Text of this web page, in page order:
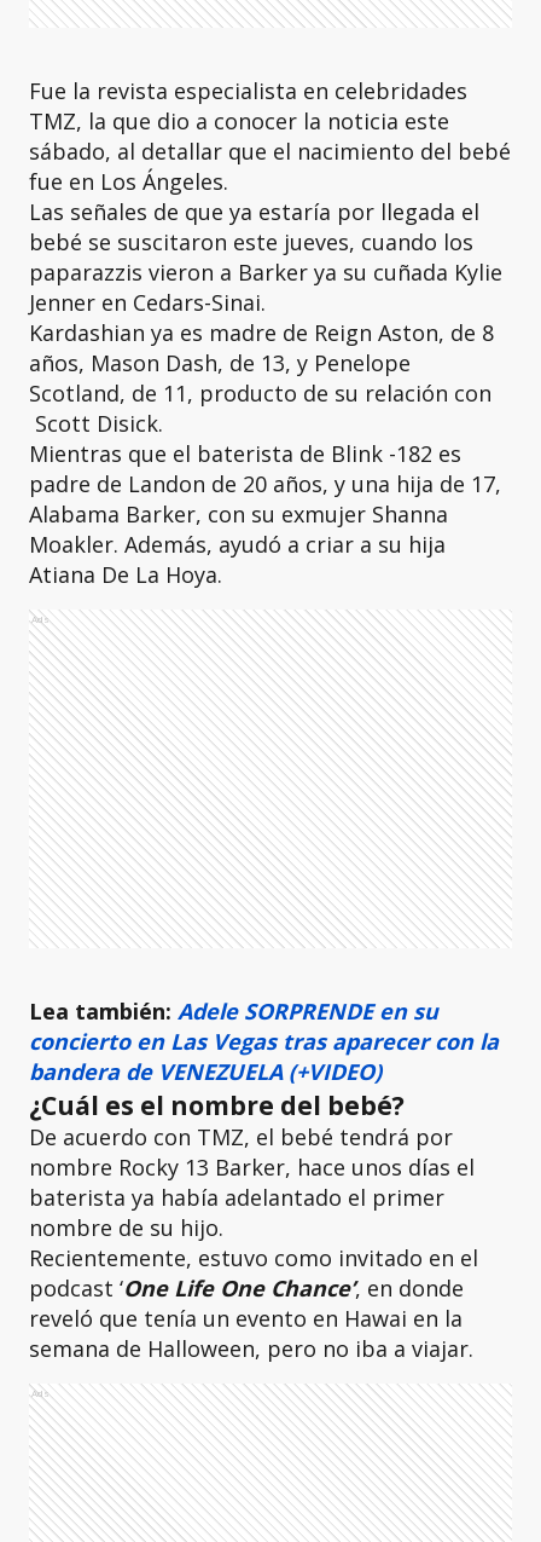
Fue la revista especialista en celebridades
TMZ, la que dio a conocer la noticia este
sábado, al detallar que el nacimiento del bebé
fue en Los Ángeles.
Las señales de que ya estaría por llegada el
bebé se suscitaron este jueves, cuando los
paparazzis vieron a Barker ya su cuñada Kylie
Jenner en Cedars-Sinai.
Kardashian ya es madre de Reign Aston, de 8
años, Mason Dash, de 13, y Penelope
Scotland, de 11, producto de su relación con
Scott Disick.
Mientras que el baterista de Blink -182 es
padre de Landon de 20 años, y una hija de 17,
Alabama Barker, con su exmujer Shanna
Moakler. Además, ayudó a criar a su hija
Atiana De La Hoya.
Ads
Lea también: Adele SORPRENDE en su
concierto en Las Vegas tras aparecer con la
bandera de VENEZUELA (+VIDEO)
¿Cuál es el nombre del bebé?
De acuerdo con TMZ, el bebé tendrá por
nombre Rocky 13 Barker, hace unos días el
baterista ya había adelantado el primer
nombre de su hijo.
Recientemente, estuvo como invitado en el
podcast ‘One Life One Chance’, en donde
reveló que tenía un evento en Hawai en la
semana de Halloween, pero no iba a viajar.
Ads